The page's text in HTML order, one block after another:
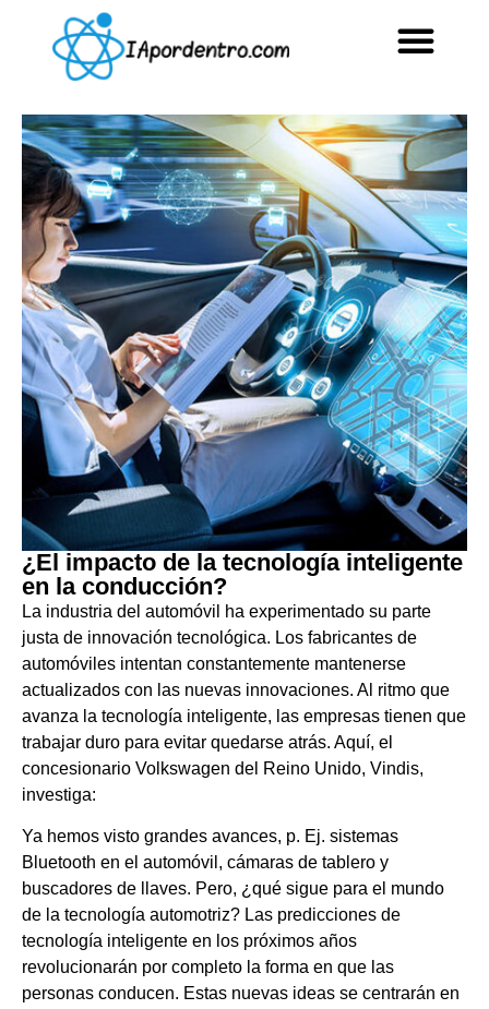
¿El impacto de la tecnología inteligente
en la conducción?
La industria del automóvil ha experimentado su parte
justa de innovación tecnológica. Los fabricantes de
automóviles intentan constantemente mantenerse
actualizados con las nuevas innovaciones. Al ritmo que
avanza la tecnología inteligente, las empresas tienen que
trabajar duro para evitar quedarse atrás. Aquí, el
concesionario Volkswagen del Reino Unido, Vindis,
investiga:
Ya hemos visto grandes avances, p. Ej. sistemas
Bluetooth en el automóvil, cámaras de tablero y
buscadores de llaves. Pero, ¿qué sigue para el mundo
de la tecnología automotriz? Las predicciones de
tecnología inteligente en los próximos años
revolucionarán por completo la forma en que las
personas conducen. Estas nuevas ideas se centrarán en